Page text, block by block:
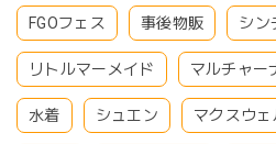
FGOフェス 事後物販 シン
リトルマーメイド マルチャー
水着 シュエン マクスウェ